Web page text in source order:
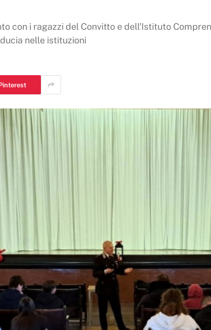
con i ragazzi del Convitto e dell'Istituto
nelle istituzioni